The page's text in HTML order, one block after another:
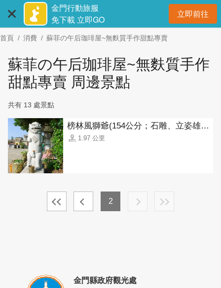
主
要
金門行動旅服
免下載 立即GO
立即前往開
首頁 消費 蘇菲の午后珈琲屋~無麩質手作甜點專賣
蘇菲の午后珈琲屋~無麩質手作
甜點專賣 周邊景點
共有 13 處景點
榜林風獅爺(154公分；石雕、立姿雄獅)
1.97 公里
2
金門縣政府觀光處